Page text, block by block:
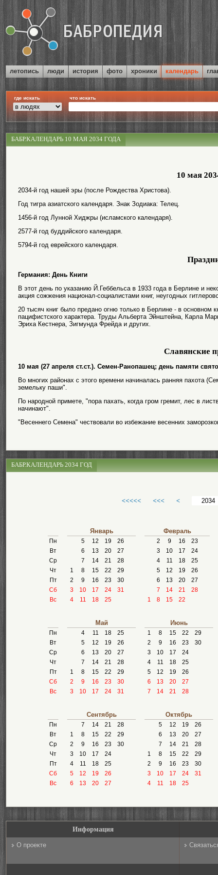
летопись люди история фото хроники календарь
где искать что искать
БАБР.КАЛЕНДАРЬ 10 МАЯ 2034 ГОДА
10 мая
2034-й год нашей эры (после Рождества Христова).
Год тигра азиатского календаря. Знак Зодиака: Телец.
1456-й год Лунной Хиджры (исламского календаря).
2577-й год буддийского календаря.
5794-й год еврейского календаря.
Германия: День Книги
В этот день по указанию Й.Геббельса в 1933 года в Берлине и
акция сожжения национал-социалистами книг, неугодных
20 тысяч книг было предано огню только в Берлине - в основном
пацифистского характера. Труды Альберта Эйнштейна, Карла
Эриха Кестнера, Зигмунда Фрейда и других.
Славянские
10 мая (27 апреля ст.ст.). Семен-Ранопашец; день памяти
Во многих районах с этого времени начиналась ранняя пахота
земельку паши".
По народной примете, "пора пахать, когда гром гремит, лес в
начинают".
"Весеннего Семена" чествовали во избежание весенних
БАБР.КАЛЕНДАРЬ 2034 ГОД
<<<<< <<< <
Пн
Вт
Ср
Чт
Пт
Сб
Вс
Январь
5 12 19
26
6
13 20
27
7
14 21
28
1
8 15 22
29
2
9 16 23
30
3
10 17 24
31
4
11 18 25
Февраль
2 9 16
23
3
10 17
24
4
11 18
25
5
12 19
26
6
13 20
27
7
14 21
28
1
8 15 22
Пн
Вт
Ср
Чт
Пт
Сб
Вс
Май
4 11 18
25
5
12 19
26
6
13 20
27
7
14 21
28
1
8 15 22
29
2
9 16 23
30
3
10 17 24 31
Июнь
1 8 15 22
29
2
9 16 23
30
3
10 17
24
4
11 18
25
5
12 19
26
6
13 20
27
7
14 21 28
Пн
Вт
Ср
Чт
Пт
Сб
Вс
Сентябрь
7 14 21
28
1
8 15 22
29
2
9 16 23
30
3
10 17
24
4
11 18
25
5
12 19
26
6
13 20 27
Октябрь
5 12 19
26
6
13 20
27
7
14 21
28
1
8 15 22
29
2
9 16 23
30
3
10 17 24
31
4
11 18 25
Информация
О проекте